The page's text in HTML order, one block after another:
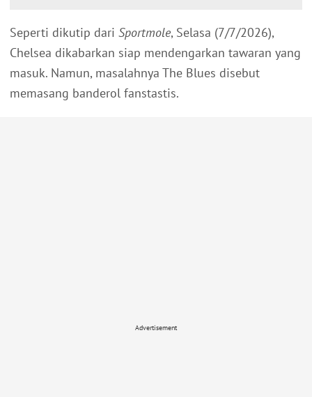
Seperti dikutip dari Sportmole, Selasa (7/7/2026),
Chelsea dikabarkan siap mendengarkan tawaran yang
masuk. Namun, masalahnya The Blues disebut
memasang banderol fanstastis.
Advertisement